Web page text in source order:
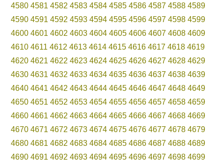
4580 4581 4582 4583 4584 4585 4586 4587 4588 4589
4590 4591 4592 4593 4594 4595 4596 4597 4598 4599
4600 4601 4602 4603 4604 4605 4606 4607 4608 4609
4610 4611 4612 4613 4614 4615 4616 4617 4618 4619
4620 4621 4622 4623 4624 4625 4626 4627 4628 4629
4630 4631 4632 4633 4634 4635 4636 4637 4638 4639
4640 4641 4642 4643 4644 4645 4646 4647 4648 4649
4650 4651 4652 4653 4654 4655 4656 4657 4658 4659
4660 4661 4662 4663 4664 4665 4666 4667 4668 4669
4670 4671 4672 4673 4674 4675 4676 4677 4678 4679
4680 4681 4682 4683 4684 4685 4686 4687 4688 4689
4690 4691 4692 4693 4694 4695 4696 4697 4698 4699